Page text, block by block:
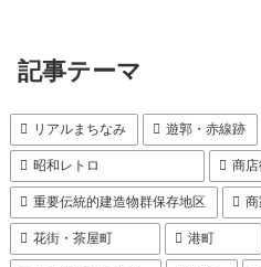
記事テーマ
リアルまちなみ 遊郭・赤線跡
昭和レトロ 商店
重要伝統的建造物群保存地区
花街・茶屋町 港町